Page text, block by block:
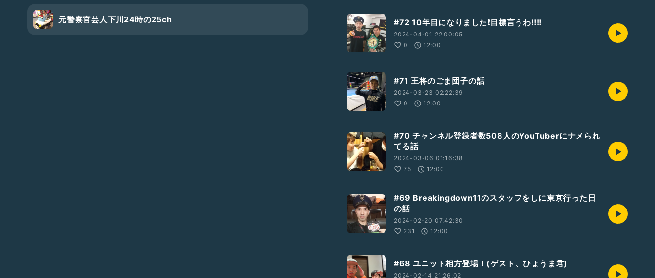
#アフターパーティー
#RAIZE
#銀座
元警察官芸人下川24時の25ch #72 10年目になりました❗️目標言うわ‼️‼️
2024-04-01 22:00:05
0
12:00
#71 王将のごま団子の話
2024-03-23 02:22:39
0
12:00
#70 チャンネル登録者数508人のYouTuberにナメられ
てる話
2024-03-06 01:16:38
75
12:00
#69 Breakingdown11のスタッフをしに東京行った日
の話
2024-02-20 07:42:30
231
12:00
#68 ユニット相方登場！(ゲスト、ひょうま君)
2024-02-14 21:26:02